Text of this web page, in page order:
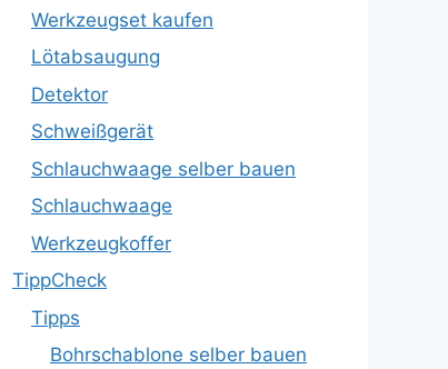
Werkzeugset kaufen
Lötabsaugung
Detektor
Schweißgerät
Schlauchwaage selber bauen
Schlauchwaage
Werkzeugkoffer
TippCheck
Tipps
Bohrschablone selber bauen